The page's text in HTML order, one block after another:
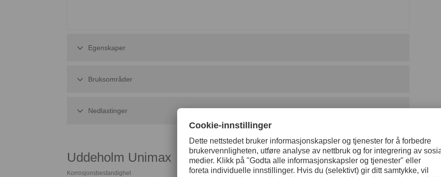
Egenskaper
Bruksområder
Nedlastinger
Uddeholm Unimax
Korrosjonsbestandighet